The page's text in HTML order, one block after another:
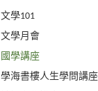
文學101
文學月會
國學講座
學海書樓人生學問講座